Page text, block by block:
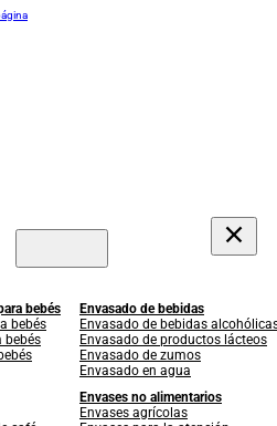
bebés
bebés
bebés
Envasado de bebidas
Envasado de bebidas
Envasado de productos lácteos
Envasado de zumos
Envasado en agua
Envases no alimentarios
Envases agrícolas